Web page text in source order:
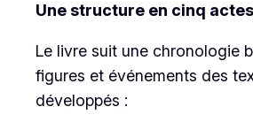
Une structure en cinq
Le livre suit une chronologie
figures et événements des
développés :